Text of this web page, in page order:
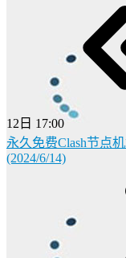
12日 17:00
永久免费Clash节点
(2024/6/14)